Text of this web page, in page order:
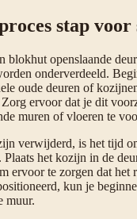
stap voor
blokhut openslaande
onderverdeeld.
oude deuren of
ervoor dat je dit
muren of vloeren te
verwijderd, is het tijd
het kozijn in de
ervoor te zorgen dat het
kun je
muur.